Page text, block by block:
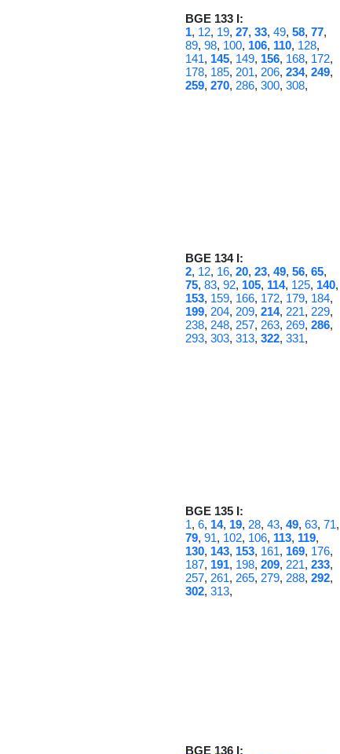
BGE 133 I:
1, 12, 19, 27, 33, 49, 58, 77,
89, 98, 100, 106, 110, 128,
141, 145, 149, 156, 168, 172,
178, 185, 201, 206, 234, 249,
259, 270, 286, 300, 308,
BGE 134 I:
2, 12, 16, 20, 23, 49, 56, 65,
75, 83, 92, 105, 114, 125, 140,
153, 159, 166, 172, 179, 184,
199, 204, 209, 214, 221, 229,
238, 248, 257, 263, 269, 286,
293, 303, 313, 322, 331,
BGE 135 I:
1, 6, 14, 19, 28, 43, 49, 63, 71,
79, 91, 102, 106, 113, 119,
130, 143, 153, 161, 169, 176,
187, 191, 198, 209, 221, 233,
257, 261, 265, 279, 288, 292,
302, 313,
BGE 136 I: